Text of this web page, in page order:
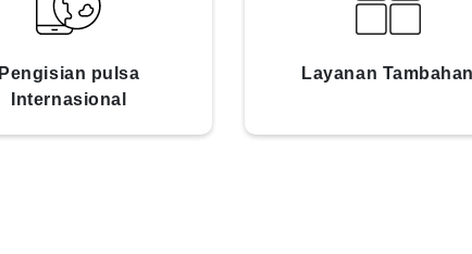
Pengisian pulsa
Internasional
Layanan